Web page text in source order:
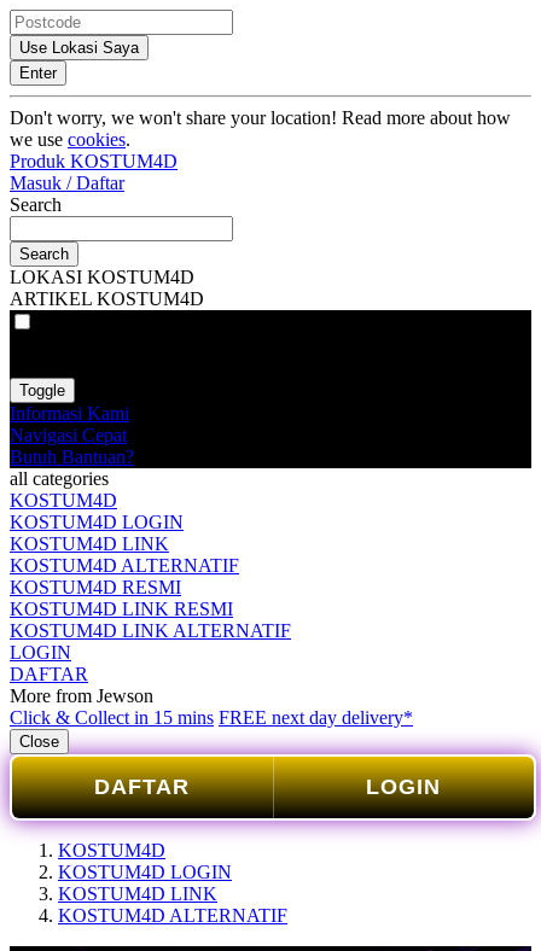
Use Lokasi Saya
Enter
Don't worry, we won't share your location! Read more about how
we use cookies.
Produk KOSTUM4D
Masuk / Daftar
Search
Search
LOKASI KOSTUM4D
ARTIKEL KOSTUM4D
Toggle
Informasi Kami
Navigasi Cepat
Butuh Bantuan?
all categories
KOSTUM4D
KOSTUM4D LOGIN
KOSTUM4D LINK
KOSTUM4D ALTERNATIF
KOSTUM4D RESMI
KOSTUM4D LINK RESMI
KOSTUM4D LINK ALTERNATIF
LOGIN
DAFTAR
More from Jewson
Click & Collect in 15 mins FREE next day delivery*
Close
DAFTAR LOGIN
KOSTUM4D
KOSTUM4D LOGIN
KOSTUM4D LINK
KOSTUM4D ALTERNATIF